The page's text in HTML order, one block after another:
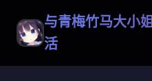
与青梅竹马大小
活